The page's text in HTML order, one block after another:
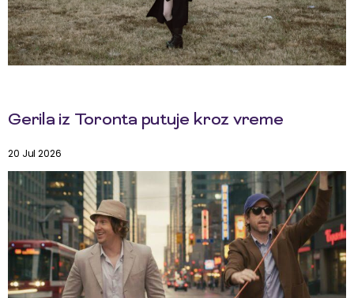
Gerila iz Toronta putuje kroz vreme
20 Jul 2026